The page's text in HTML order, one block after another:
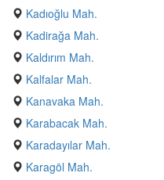
Kadıoğlu Mah.
Kadirağa Mah.
Kaldırım Mah.
Kalfalar Mah.
Kanavaka Mah.
Karabacak Mah.
Karadayılar Mah.
Karagöl Mah.